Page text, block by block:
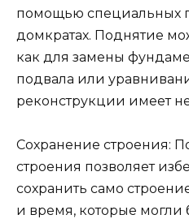
помощью специальных
домкратах. Поднятие
как для замены
подвала или
реконструкции имеет
Сохранение строения:
строения позволяет
сохранить само
и время, которые могли